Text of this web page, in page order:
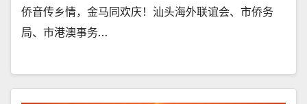
侨音传乡情，金马同欢庆！汕头海外联谊会、市侨务
局、市港澳事务…